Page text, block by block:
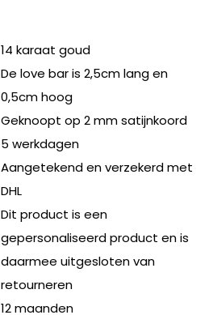
14 karaat goud
De love bar is 2,5cm lang en
0,5cm hoog
Geknoopt op 2 mm satijnkoord
5 werkdagen
Aangetekend en verzekerd met
DHL
Dit product is een
gepersonaliseerd product en is
daarmee uitgesloten van
retourneren
12 maanden